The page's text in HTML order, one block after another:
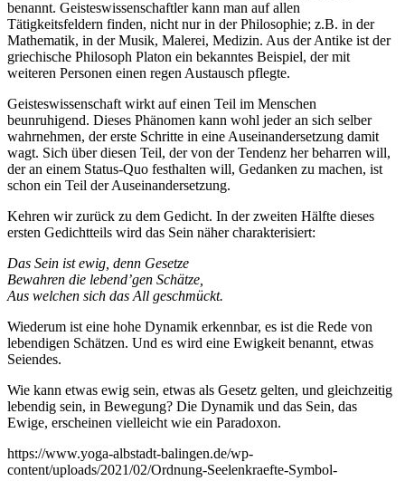
benannt. Geisteswissenschaftler kann man auf allen
Tätigkeitsfeldern finden, nicht nur in der Philosophie; z.B. in der
Mathematik, in der Musik, Malerei, Medizin. Aus der Antike ist der
griechische Philosoph Platon ein bekanntes Beispiel, der mit
weiteren Personen einen regen Austausch pflegte.
Geisteswissenschaft wirkt auf einen Teil im Menschen
beunruhigend. Dieses Phänomen kann wohl jeder an sich selber
wahrnehmen, der erste Schritte in eine Auseinandersetzung damit
wagt. Sich über diesen Teil, der von der Tendenz her beharren will,
der an einem Status-Quo festhalten will, Gedanken zu machen, ist
schon ein Teil der Auseinandersetzung.
Kehren wir zurück zu dem Gedicht. In der zweiten Hälfte dieses
ersten Gedichtteils wird das Sein näher charakterisiert:
Das Sein ist ewig, denn Gesetze
Bewahren die lebend’gen Schätze,
Aus welchen sich das All geschmückt.
Wiederum ist eine hohe Dynamik erkennbar, es ist die Rede von
lebendigen Schätzen. Und es wird eine Ewigkeit benannt, etwas
Seiendes.
Wie kann etwas ewig sein, etwas als Gesetz gelten, und gleichzeitig
lebendig sein, in Bewegung? Die Dynamik und das Sein, das
Ewige, erscheinen vielleicht wie ein Paradoxon.
https://www.yoga-albstadt-balingen.de/wp-
content/uploads/2021/02/Ordnung-Seelenkraefte-Symbol-